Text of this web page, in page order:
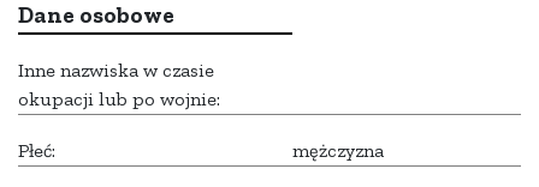
Dane osobowe
Inne nazwiska w czasie
okupacji lub po wojnie:
Płeć: mężczyzna